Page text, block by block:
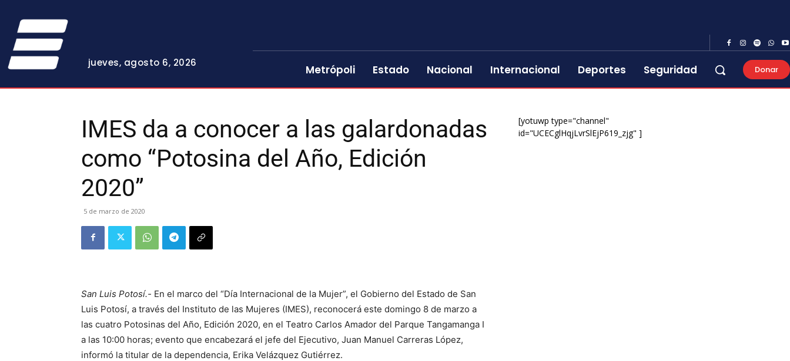
jueves, agosto 6, 2026
Metrópoli Estado Nacional Internacional Deportes Seguridad Donar
IMES da a conocer a las galardonadas
como “Potosina del Año, Edición
2020”
5 de marzo de 2020
San Luis Potosí.- En el marco del “Día Internacional de la Mujer”, el Gobierno del Estado de San
Luis Potosí, a través del Instituto de las Mujeres (IMES), reconocerá este domingo 8 de marzo a
las cuatro Potosinas del Año, Edición 2020, en el Teatro Carlos Amador del Parque Tangamanga I
a las 10:00 horas; evento que encabezará el jefe del Ejecutivo, Juan Manuel Carreras López,
informó la titular de la dependencia, Erika Velázquez Gutiérrez.
[yotuwp type="channel"
id="UCECglHqjLvrSlEjP619_zjg" ]